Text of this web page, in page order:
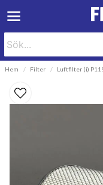
Hem Filter Luftfilter (i)